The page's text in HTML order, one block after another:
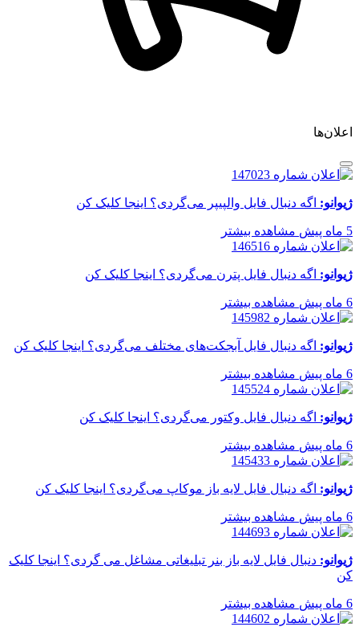
اعلان‌ها
ژیوانو: اگه دنبال فایل والپیپر می‌گردی؟ اینجا کلیک کن
5 ماه پیش مشاهده بیشتر
ژیوانو: اگه دنبال فایل پترن می‌گردی؟ اینجا کلیک کن
6 ماه پیش مشاهده بیشتر
ژیوانو: اگه دنبال فایل آبجکت‌های مختلف می‌گردی؟ اینجا کلیک کن
6 ماه پیش مشاهده بیشتر
ژیوانو: اگه دنبال فایل وکتور می‌گردی؟ اینجا کلیک کن
6 ماه پیش مشاهده بیشتر
ژیوانو: اگه دنبال فایل لایه باز موکاپ می‌گردی؟ اینجا کلیک کن
6 ماه پیش مشاهده بیشتر
ژیوانو: دنبال فایل لایه باز بنر تبلیغاتی مشاغل می گردی؟ اینجا کلیک
کن
6 ماه پیش مشاهده بیشتر